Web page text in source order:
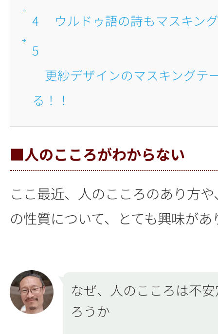
4
■ウルドゥ語の詩もマスキン
5
る！！
■人のこころがわからない
ここ最近、人のこころのあり方
の性質について、とても興味があ
なぜ、人のこころは不
ろうか